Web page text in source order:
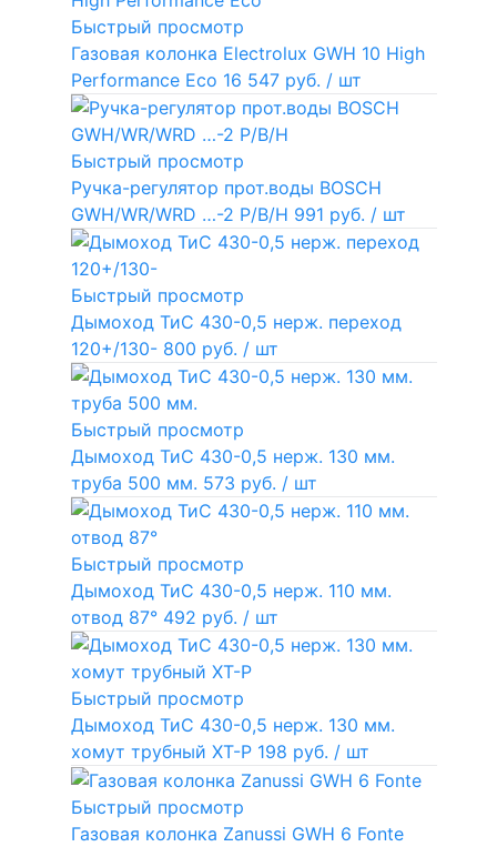
Быстрый просмотр
Газовая колонка Electrolux GWH 10 High
Performance Eco 16 547 руб. / шт
Быстрый просмотр
Ручка-регулятор прот.воды BOSCH
GWH/WR/WRD …-2 P/B/H 991 руб. / шт
Быстрый просмотр
Дымоход ТиС 430-0,5 нерж. переход
120+/130- 800 руб. / шт
Быстрый просмотр
Дымоход ТиС 430-0,5 нерж. 130 мм.
труба 500 мм. 573 руб. / шт
Быстрый просмотр
Дымоход ТиС 430-0,5 нерж. 110 мм.
отвод 87° 492 руб. / шт
Быстрый просмотр
Дымоход ТиС 430-0,5 нерж. 130 мм.
хомут трубный ХТ-Р 198 руб. / шт
Быстрый просмотр
Газовая колонка Zanussi GWH 6 Fonte